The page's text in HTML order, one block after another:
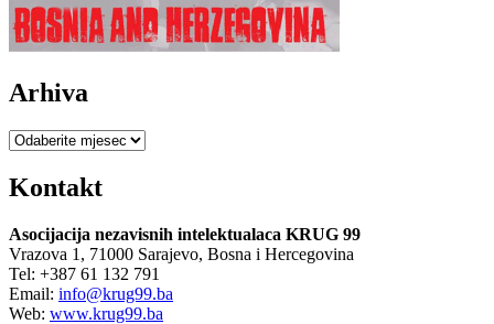
Arhiva
Arhiva
Kontakt
Asocijacija nezavisnih intelektualaca KRUG 99
Vrazova 1, 71000 Sarajevo, Bosna i Hercegovina
Tel: +387 61 132 791
Email: info@krug99.ba
Web: www.krug99.ba